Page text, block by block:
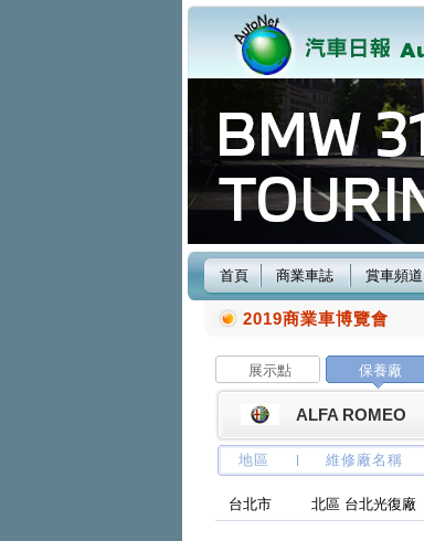
首頁 商業車誌 賞車頻道
2019商業車博覽會
展示點 保養廠
ALFA ROMEO
地區 維修廠名稱
台北市 北區 台北光復廠